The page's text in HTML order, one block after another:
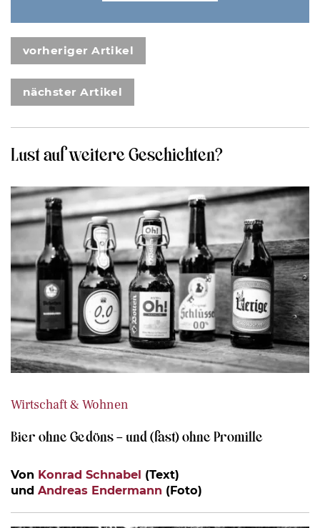
vorheriger Artikel
nächster Artikel
Lust auf weitere Geschichten?
Wirtschaft & Wohnen
Bier ohne Gedöns – und (fast) ohne Promille
Von Konrad Schnabel (Text)
und Andreas Endermann (Foto)